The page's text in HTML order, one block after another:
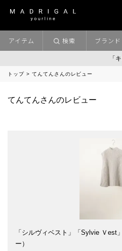
「
アイテム 検索 ブランド
トップ てんてんさんのレビュー
てんてんさんのレビュー
「シルヴィベスト」「Sylvie Ｖest
ー）